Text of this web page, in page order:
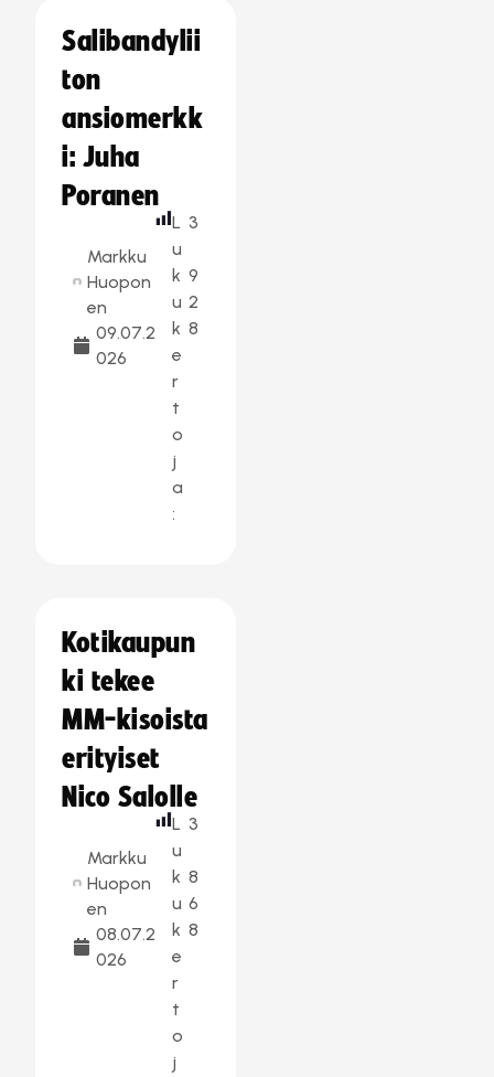
Salibandylii
ton
ansiomerkk
i: Juha
Poranen
Markku
Huopon
en
09.07.2
026
L
u
k
u
k
e
r
t
o
j
a
:
3
9
2
8
Kotikaupun
ki tekee
MM-kisoista
erityiset
Nico Salolle
Markku
Huopon
en
08.07.2
026
L
u
k
u
k
e
r
t
o
j
3
8
6
8